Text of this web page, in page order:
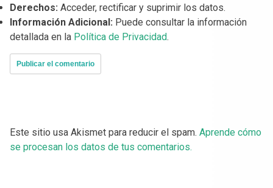
Derechos: Acceder, rectificar y suprimir los datos.
Información Adicional: Puede consultar la información
detallada en la Política de Privacidad.
Este sitio usa Akismet para reducir el spam. Aprende cómo
se procesan los datos de tus comentarios.